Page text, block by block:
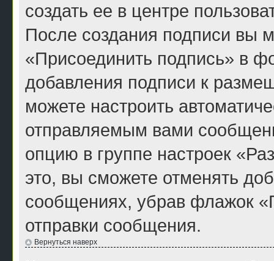
создать ее в центре
После создания подписи вы
«Присоединить подпись» в
добавления подписи к
можете настроить
отправляемым вами
опцию в группе настроек
это, вы сможете отменять
сообщениях, убрав флажок
отправки сообщения.
Вернуться наверх